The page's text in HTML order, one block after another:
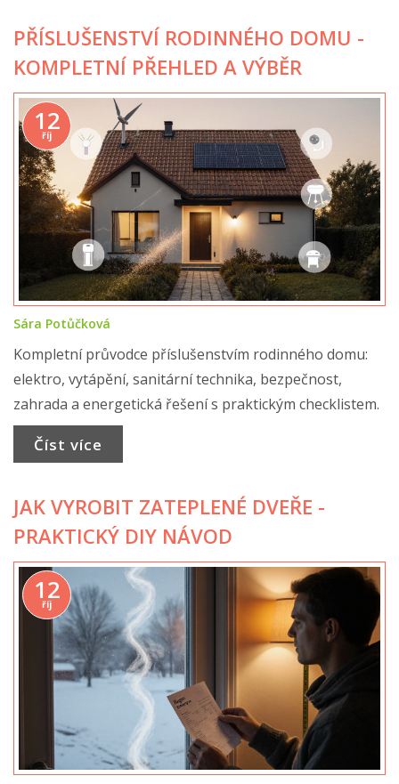
PŘÍSLUŠENSTVÍ RODINNÉHO DOMU -
KOMPLETNÍ PŘEHLED A VÝBĚR
12
říj
Sára Potůčková
Kompletní průvodce příslušenstvím rodinného domu:
elektro, vytápění, sanitární technika, bezpečnost,
zahrada a energetická řešení s praktickým checklistem.
Číst více
JAK VYROBIT ZATEPLENÉ DVEŘE -
PRAKTICKÝ DIY NÁVOD
12
říj